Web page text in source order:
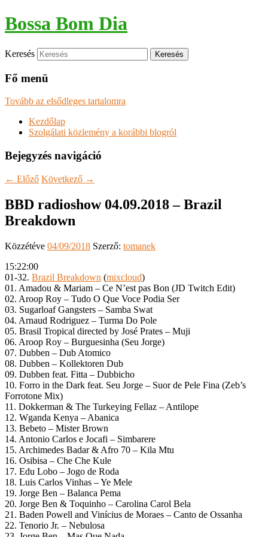
Bossa Bom Dia
Keresés
Fő menü
Tovább az elsődleges tartalomra
Kezdőlap
Szolgálati közlemény a korábbi blogról
Bejegyzés navigáció
← Előző Következő →
BBD radioshow 04.09.2018 – Brazil
Breakdown
Közzétéve 04/09/2018 Szerző: tomanek
15:22:00
01-32. Brazil Breakdown (mixcloud)
01. Amadou & Mariam – Ce N’est pas Bon (JD Twitch Edit)
02. Aroop Roy – Tudo O Que Voce Podia Ser
03. Sugarloaf Gangsters – Samba Swat
04. Arnaud Rodriguez – Turma Do Pole
05. Brasil Tropical directed by José Prates – Muji
06. Aroop Roy – Burguesinha (Seu Jorge)
07. Dubben – Dub Atomico
08. Dubben – Kollektoren Dub
09. Dubben feat. Fitta – Dubbicho
10. Forro in the Dark feat. Seu Jorge – Suor de Pele Fina (Zeb’s
Forrotone Mix)
11. Dokkerman & The Turkeying Fellaz – Antilope
12. Wganda Kenya – Abanica
13. Bebeto – Mister Brown
14. Antonio Carlos e Jocafi – Simbarere
15. Archimedes Badar & Afro 70 – Kila Mtu
16. Osibisa – Che Che Kule
17. Edu Lobo – Jogo de Roda
18. Luis Carlos Vinhas – Ye Mele
19. Jorge Ben – Balanca Pema
20. Jorge Ben & Toquinho – Carolina Carol Bela
21. Baden Powell and Vinícius de Moraes – Canto de Ossanha
22. Tenorio Jr. – Nebulosa